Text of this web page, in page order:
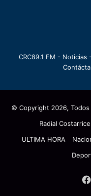
CRC89.1 FM - Noticias
© Copyright 2026,
Radial
ULTIMA HORA